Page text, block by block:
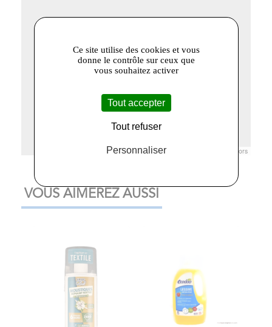
© Openstreetmap France | ©OpenStreetMap contributors
VOUS AIMEREZ AUSSI
Ce site utilise des cookies et vous
donne le contrôle sur ceux que
vous souhaitez activer
Tout accepter
Tout refuser
Personnaliser